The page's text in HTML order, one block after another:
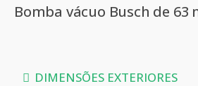
Bomba vácuo Busch de 63
DIMENSÕES EXTERIORES